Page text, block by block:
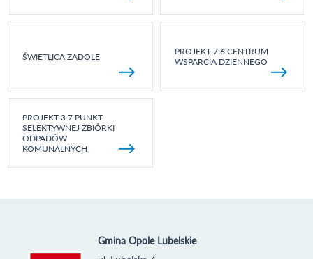
ŚWIETLICA ZADOLE
PROJEKT 7.6 CENTRUM
WSPARCIA DZIENNEGO
PROJEKT 3.7 PUNKT
SELEKTYWNEJ ZBIÓRKI
ODPADÓW
KOMUNALNYCH
Gmina Opole Lubelskie